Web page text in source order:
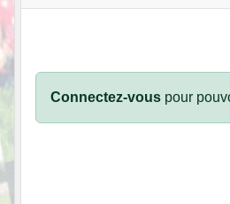
Connectez-vous pour